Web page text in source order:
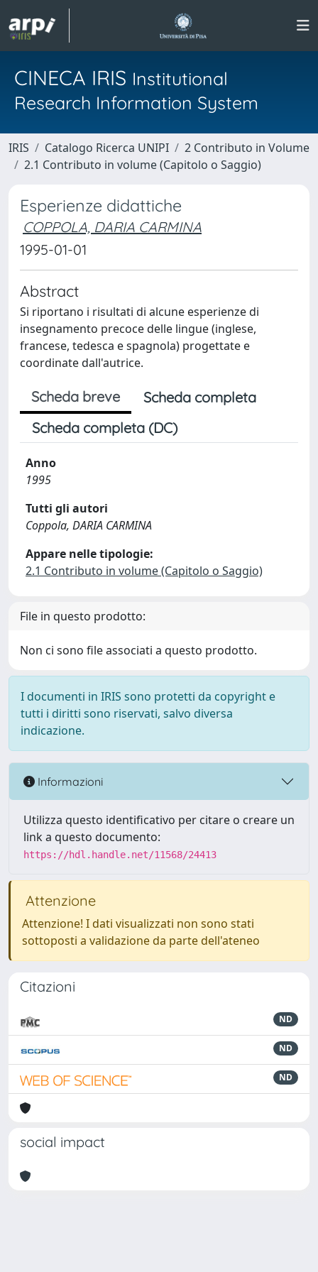
CINECA IRIS Institutional
Research Information System
IRIS Catalogo Ricerca UNIPI
2 Contributo in Volume
2.1 Contributo in volume (Capitolo o Saggio)
Esperienze didattiche
COPPOLA, DARIA CARMINA
1995-01-01
Abstract
Si riportano i risultati di alcune esperienze di
insegnamento precoce delle lingue (inglese,
francese, tedesca e spagnola) progettate e
coordinate dall'autrice.
Scheda breve
Scheda completa
Scheda completa (DC)
Anno
1995
Tutti gli autori
Coppola, DARIA CARMINA
Appare nelle tipologie:
2.1 Contributo in volume (Capitolo o Saggio)
File in questo prodotto:
Non ci sono file associati a questo prodotto.
I documenti in IRIS sono protetti da copyright e
tutti i diritti sono riservati, salvo diversa
indicazione.
Informazioni
Utilizza questo identificativo per citare o creare un
link a questo documento:
https://hdl.handle.net/11568/24413
Attenzione
Attenzione! I dati visualizzati non sono stati
sottoposti a validazione da parte dell'ateneo
Citazioni
ND
ND
ND
social impact